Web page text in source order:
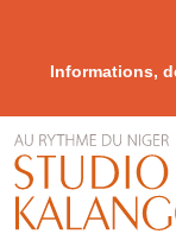
Informations,